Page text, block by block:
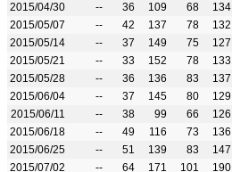
2015/04/30
-- 36 109 68 134
2015/05/07
-- 42 137 78 132
2015/05/14
-- 37 149 75 127
2015/05/21
-- 33 152 78 133
2015/05/28
-- 36 136 83 137
2015/06/04
-- 37 145 80 129
2015/06/11
-- 38 99 66 126
2015/06/18
-- 49 116 73 136
2015/06/25
-- 51 139 83 147
2015/07/02
-- 64 171 101 190